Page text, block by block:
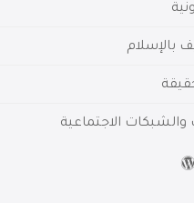
بالإسلام
الاجتماعية